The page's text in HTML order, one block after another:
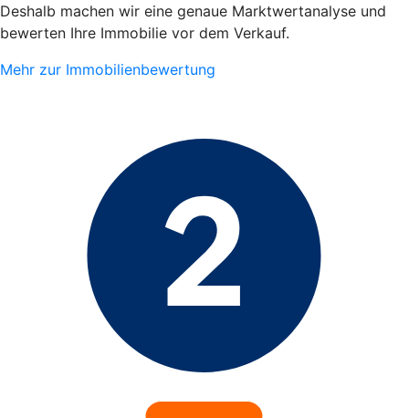
Deshalb machen wir eine genaue Marktwertanalyse und
bewerten Ihre Immobilie vor dem Verkauf.
Mehr zur Immobilienbewertung